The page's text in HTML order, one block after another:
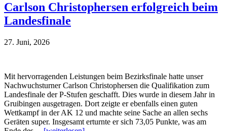
Carlson Christophersen erfolgreich beim
Landesfinale
27. Juni, 2026
Mit hervorragenden Leistungen beim Bezirksfinale hatte unser
Nachwuchsturner Carlson Christophersen die Qualifikation zum
Landesfinale der P-Stufen geschafft. Dies wurde in diesem Jahr in
Gruibingen ausgetragen. Dort zeigte er ebenfalls einen guten
Wettkampf in der AK 12 und machte seine Sache an allen sechs
Geräten super. Insgesamt erturnte er sich 73,05 Punkte, was am